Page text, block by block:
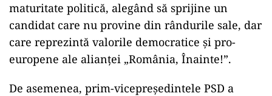
maturitate politică, alegând să sprijine un
candidat care nu provine din rândurile sale, dar
care reprezintă valorile democratice și pro-
europene ale alianței „România, Înainte!”.
De asemenea, prim-vicepreședintele PSD a